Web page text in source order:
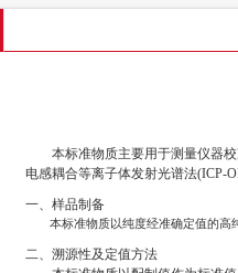
本标准物质主要用于测量仪器
电感耦合等离子体发射光谱法(ICP-
一、样品制备
本标准物质以纯度经准确定值的高
二、溯源性及定值方法